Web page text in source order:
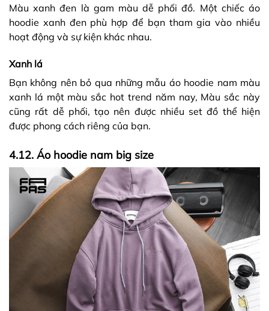
Màu xanh đen là gam màu dễ phối đồ. Một chiếc áo
hoodie xanh đen phù hợp để bạn tham gia vào nhiều
hoạt động và sự kiện khác nhau.
Xanh lá
Bạn không nên bỏ qua những mẫu áo hoodie nam màu
xanh lá một màu sắc hot trend năm nay, Màu sắc này
cũng rất dễ phối, tạo nên được nhiều set đồ thể hiện
được phong cách riêng của bạn.
4.12. Áo hoodie nam big size